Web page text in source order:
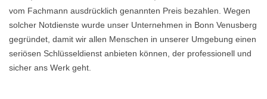
vom Fachmann ausdrücklich genannten Preis bezahlen. Wegen
solcher Notdienste wurde unser Unternehmen in Bonn Venusberg
gegründet, damit wir allen Menschen in unserer Umgebung einen
seriösen Schlüsseldienst anbieten können, der professionell und
sicher ans Werk geht.